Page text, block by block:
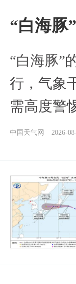
​“白海豚
​“白海豚”
行，气象
需高度警
中国天气网 2026-